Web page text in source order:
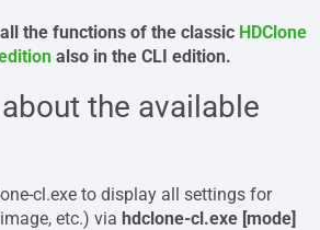
the functions of the classic HDClone
also in the CLI edition.
the available
cl.exe to display all settings for
etc.) via hdclone-cl.exe [mode]